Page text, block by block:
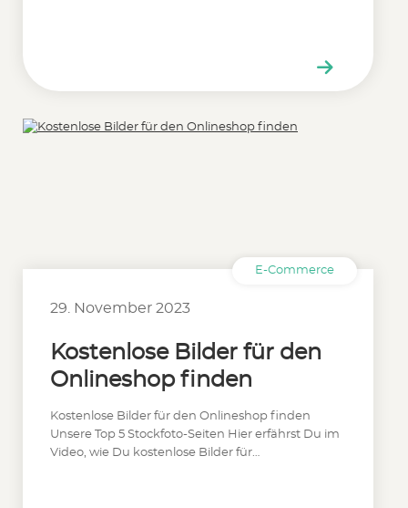
E-Commerce
29. November 2023
Kostenlose Bilder für den
Onlineshop finden
Kostenlose Bilder für den Onlineshop finden
Unsere Top 5 Stockfoto-Seiten Hier erfährst Du im
Video, wie Du kostenlose Bilder für…